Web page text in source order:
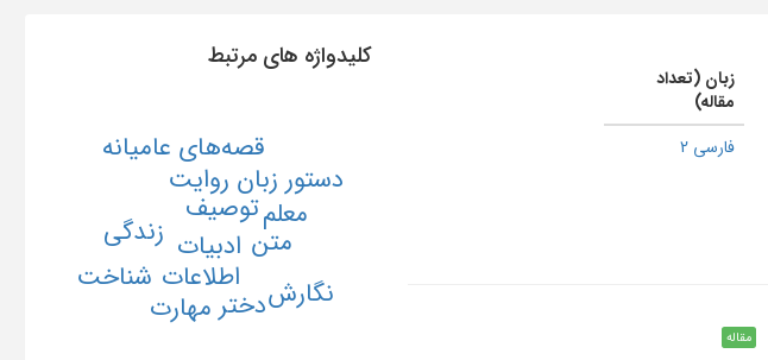
زبان (تعداد
مقاله)
فارسی 2
مقاله
کلیدواژه های مرتبط
ادبیات
اطلاعات
توصیف
دختر
دستور زبان روایت
زندگی
شناخت
قصه‌های عامیانه
متن
معلم
مهارت نگارش